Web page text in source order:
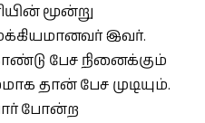
மூன்று
இவர்.
பேச நினைக்கும்
தான் பேச முடியும்.
போன்ற